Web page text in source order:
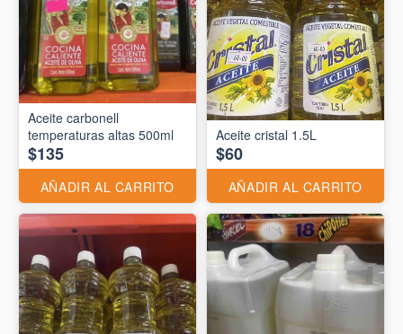
Aceite carbonell
temperaturas altas 500ml
$135
AÑADIR AL CARRITO
Aceite cristal 1.5L
$60
AÑADIR AL CARRITO